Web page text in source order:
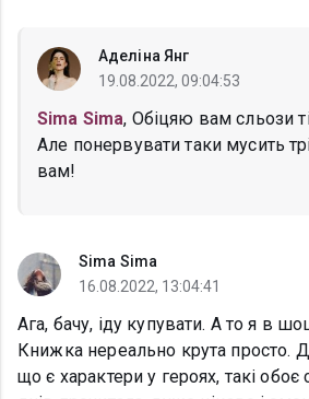
Аделіна Янг
19.08.2022, 09:04:53
Sima Sima, Обіцяю вам сльози
Але понервувати таки мусить
вам!
Sima Sima
16.08.2022, 13:04:41
Ага, бачу, іду купувати. А то я в
Книжка нереально крута просто.
що є характери у героях, такі обоє